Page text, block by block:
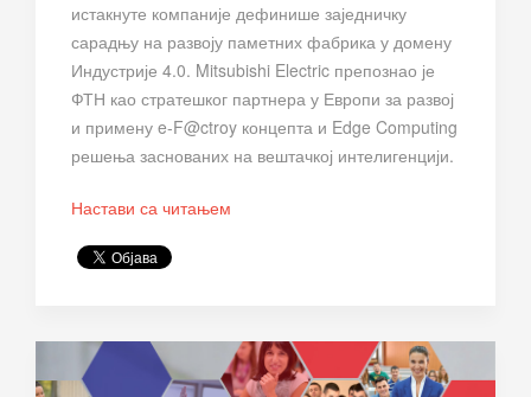
истакнуте компаније дефинише заједничку
сарадњу на развоју паметних фабрика у домену
Индустрије 4.0. Mitsubishi Electric препознао је
ФТН као стратешког партнера у Европи за развој
и примену e-F@ctroy концепта и Edge Computing
решења заснованих на вештачкој интелигенцији.
Настави са читањем